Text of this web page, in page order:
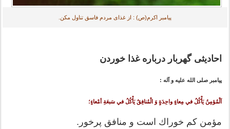
پیامبر اکرم(ص) : از غذای مردم فاسق تناول مکن.
احادیثی گهربار درباره غذا خوردن
پيامبر صلى ‏الله ‏عليه ‏و ‏آله :
اَلْمُؤمِنُ يَأْكُلُ في مِعاءٍ واحِدَةٍ وَ الْمُنافِقُ يَأْكُلُ في سَبعَةِ أمْعاءٍ؛
مؤمن كم خوراك است و منافق پرخور.